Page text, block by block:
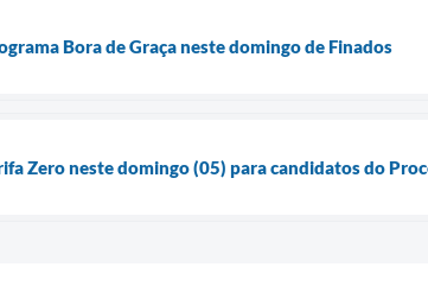
Bora de Graça neste domingo de Finados
Zero neste domingo (05) para candidatos do